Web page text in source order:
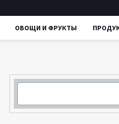
ОВОЩИ И ФРУКТЫ